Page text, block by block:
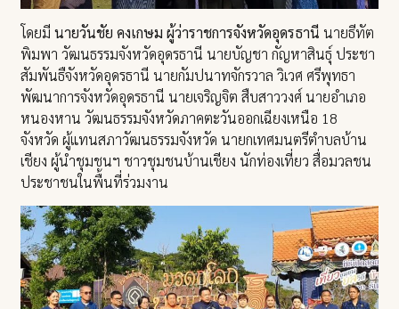
โดยมีนายวันชัย คงเกษม ผู้ว่าราชการจังหวัดอุดรธานี นายธีทัต
พิมพา วัฒนธรรมจังหวัดอุดรธานี นายบัญชา กัญหาสินธุ์ ประชา
สัมพันธืจังหวัดอุดรธานี นายกัมปนาทจักรวาล วิเวศ ศรีพุทธา
พัฒนาการจังหวัดอุดรธานี นายเจริญจิต สืบสาววงศ์ นายอำเภอ
หนองหาน วัฒนธรรมจังหวัดภาคตะวันออกเฉียงเหนือ 18
จังหวัด ผู้แทนสภาวัฒนธรรมจังหวัด นายกเทศมนตรีตำบลบ้าน
เชียง ผู้นำชุมชนฯ ชาวชุมชนบ้านเชียง นักท่องเที่ยว สื่อมวลชน
ประชาชนในพื้นที่ร่วมงาน